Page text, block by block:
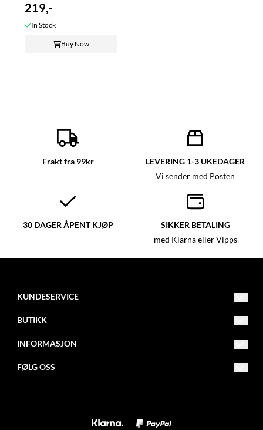
219,-
In Stock
Buy Now
Frakt fra 99kr LEVERING 1-3 UKEDAGER
Vi sender med Posten
30 DAGER ÅPENT KJØP SIKKER BETALING
med Klarna eller Vipps
KUNDESERVICE
post@glassmagasinet.com
6700 Måløy
BUTIKK
Logg inn
INFORMASJON
Nyhetsbrev
FØLG OSS